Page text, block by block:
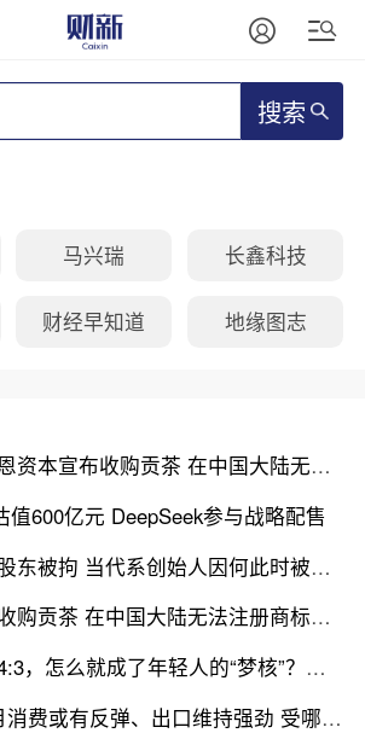
搜索
马兴瑞 长鑫科技
财经早知道 地缘图志
夜读精选｜贝恩资本宣布收购贡茶 在中国大陆无法注册商标后退出市场
值600亿元 DeepSeek参与战略配售
艾路明及多名股东被拘 当代系创始人因何此时被清算
贝恩资本宣布收购贡茶 在中国大陆无法注册商标后退出市场
被宽屏淘汰的4:3，怎么就成了年轻人的“梦核”？｜热点
财新调查｜7月消费或有反弹、出口维持强劲 受哪些因素带动？